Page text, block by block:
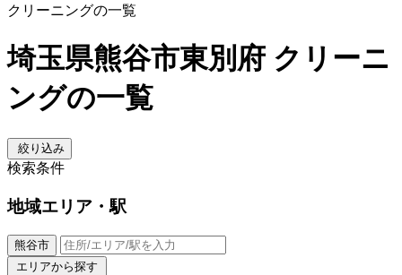
クリーニングの一覧
埼玉県熊谷市東別府 クリーニ
ングの一覧
絞り込み
検索条件
地域エリア・駅
熊谷市
エリアから探す